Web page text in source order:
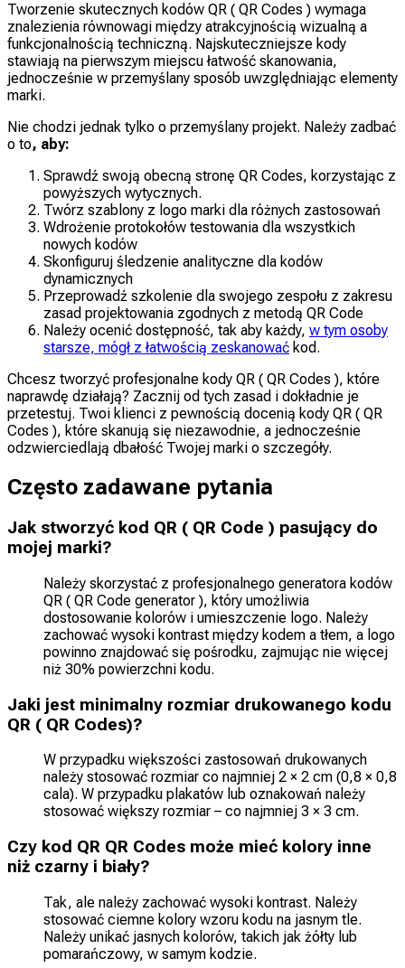
Tworzenie skutecznych kodów QR ( QR Codes ) wymaga
znalezienia równowagi między atrakcyjnością wizualną a
funkcjonalnością techniczną. Najskuteczniejsze kody
stawiają na pierwszym miejscu łatwość skanowania,
jednocześnie w przemyślany sposób uwzględniając elementy
marki.
Nie chodzi jednak tylko o przemyślany projekt. Należy zadbać
o to, aby:
Sprawdź swoją obecną stronę QR Codes, korzystając z
powyższych wytycznych.
Twórz szablony z logo marki dla różnych zastosowań
Wdrożenie protokołów testowania dla wszystkich
nowych kodów
Skonfiguruj śledzenie analityczne dla kodów
dynamicznych
Przeprowadź szkolenie dla swojego zespołu z zakresu
zasad projektowania zgodnych z metodą QR Code
Należy ocenić dostępność, tak aby każdy, w tym osoby
starsze, mógł z łatwością zeskanować kod.
Chcesz tworzyć profesjonalne kody QR ( QR Codes ), które
naprawdę działają? Zacznij od tych zasad i dokładnie je
przetestuj. Twoi klienci z pewnością docenią kody QR ( QR
Codes ), które skanują się niezawodnie, a jednocześnie
odzwierciedlają dbałość Twojej marki o szczegóły.
Często zadawane pytania
Jak stworzyć kod QR ( QR Code ) pasujący do
mojej marki?
Należy skorzystać z profesjonalnego generatora kodów
QR ( QR Code generator ), który umożliwia
dostosowanie kolorów i umieszczenie logo. Należy
zachować wysoki kontrast między kodem a tłem, a logo
powinno znajdować się pośrodku, zajmując nie więcej
niż 30% powierzchni kodu.
Jaki jest minimalny rozmiar drukowanego kodu
QR ( QR Codes)?
W przypadku większości zastosowań drukowanych
należy stosować rozmiar co najmniej 2 × 2 cm (0,8 × 0,8
cala). W przypadku plakatów lub oznakowań należy
stosować większy rozmiar – co najmniej 3 × 3 cm.
Czy kod QR QR Codes może mieć kolory inne
niż czarny i biały?
Tak, ale należy zachować wysoki kontrast. Należy
stosować ciemne kolory wzoru kodu na jasnym tle.
Należy unikać jasnych kolorów, takich jak żółty lub
pomarańczowy, w samym kodzie.